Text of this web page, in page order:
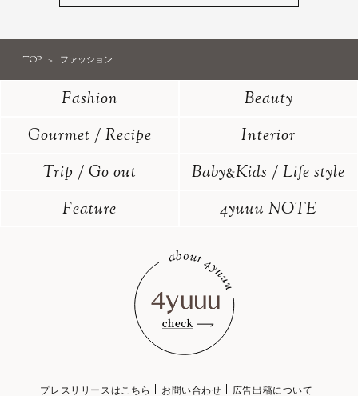
TOP ファッション
Fashion
Beauty
Gourmet / Recipe
Interior
Trip / Go out
Baby&Kids / Life style
Feature
4yuuu NOTE
プレスリリースはこちら お問い合わせ 広告出稿について